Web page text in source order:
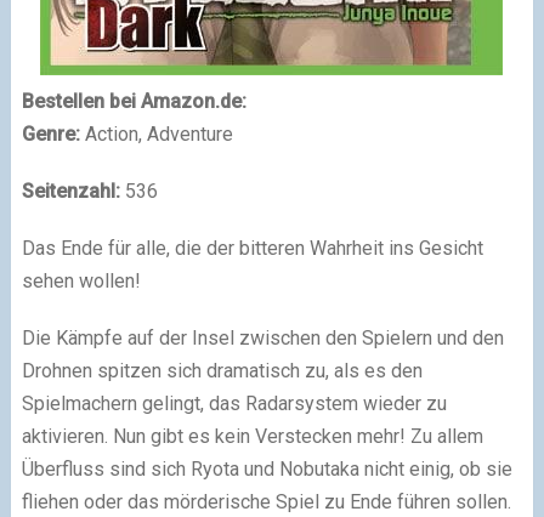
Bestellen bei Amazon.de:
Genre:Action, Adventure
Seitenzahl:536
Das Ende für alle, die der bitteren Wahrheit ins Gesicht
sehen wollen!
Die Kämpfe auf der Insel zwischen den Spielern und den
Drohnen spitzen sich dramatisch zu, als es den
Spielmachern gelingt, das Radarsystem wieder zu
aktivieren. Nun gibt es kein Verstecken mehr! Zu allem
Überfluss sind sich Ryota und Nobutaka nicht einig, ob sie
fliehen oder das mörderische Spiel zu Ende führen sollen.